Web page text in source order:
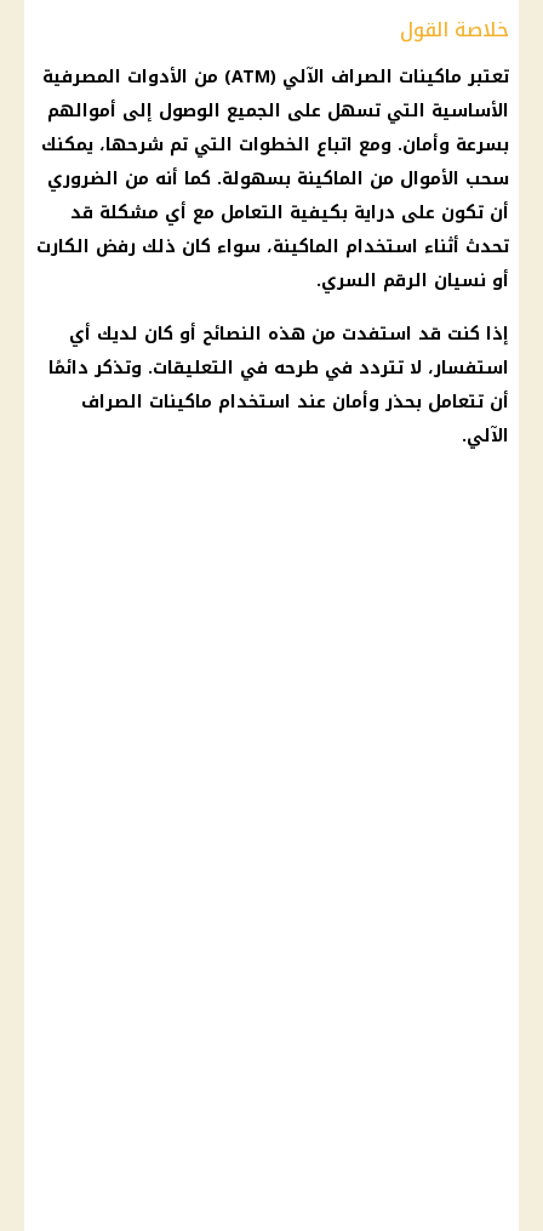
خلاصة القول
تعتبر ماكينات الصراف الآلي (ATM) من الأدوات المصرفية
الأساسية التي تسهل على الجميع الوصول إلى أموالهم
بسرعة وأمان. ومع اتباع الخطوات التي تم شرحها، يمكنك
سحب الأموال من الماكينة بسهولة. كما أنه من الضروري
أن تكون على دراية بكيفية التعامل مع أي مشكلة قد
تحدث أثناء استخدام الماكينة، سواء كان ذلك رفض الكارت
أو نسيان الرقم السري.
إذا كنت قد استفدت من هذه النصائح أو كان لديك أي
استفسار، لا تتردد في طرحه في التعليقات. وتذكر دائمًا
أن تتعامل بحذر وأمان عند استخدام ماكينات الصراف
الآلي.